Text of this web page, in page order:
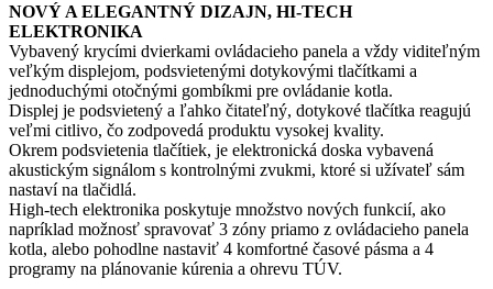
NOVÝ A ELEGANTNÝ DIZAJN, HI-TECH
ELEKTRONIKA
Vybavený krycími dvierkami ovládacieho panela a vždy viditeľným
veľkým displejom, podsvietenými dotykovými tlačítkami a
jednoduchými otočnými gombíkmi pre ovládanie kotla.
Displej je podsvietený a ľahko čitateľný, dotykové tlačítka reagujú
veľmi citlivo, čo zodpovedá produktu vysokej kvality.
Okrem podsvietenia tlačítiek, je elektronická doska vybavená
akustickým signálom s kontrolnými zvukmi, ktoré si užívateľ sám
nastaví na tlačidlá.
High-tech elektronika poskytuje množstvo nových funkcií, ako
napríklad možnosť spravovať 3 zóny priamo z ovládacieho panela
kotla, alebo pohodlne nastaviť 4 komfortné časové pásma a 4
programy na plánovanie kúrenia a ohrevu TÚV.